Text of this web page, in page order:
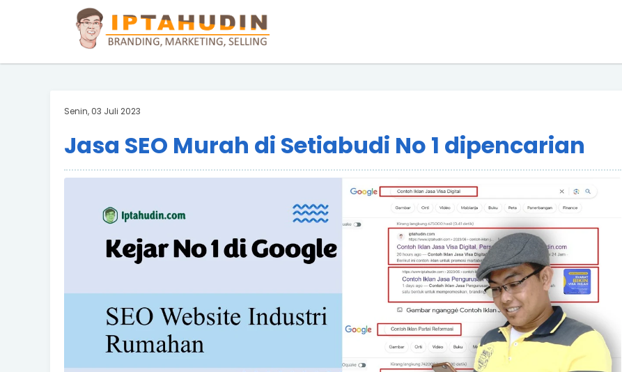
BARAND ANDA
Deskripsi Singkat Saja
Senin, 03 Juli 2023
Jasa SEO Murah di Setiabudi No 1 dipencarian